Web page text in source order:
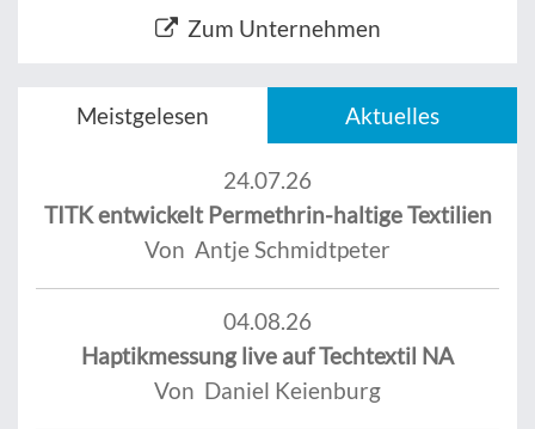
Zum Unternehmen
Meistgelesen Aktuelles
24.07.26
TITK entwickelt Permethrin-haltige Textilien
Von Antje Schmidtpeter
04.08.26
Haptikmessung live auf Techtextil NA
Von Daniel Keienburg